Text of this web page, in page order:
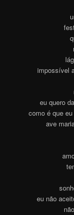
impossível
eu quero
como é que
ave
eu não